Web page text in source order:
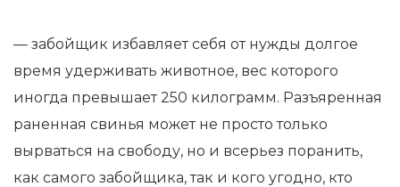
— забойщик избавляет себя от нужды долгое
время удерживать животное, вес которого
иногда превышает 250 килограмм. Разъяренная
раненная свинья может не просто только
вырваться на свободу, но и всерьез поранить,
как самого забойщика, так и кого угодно, кто